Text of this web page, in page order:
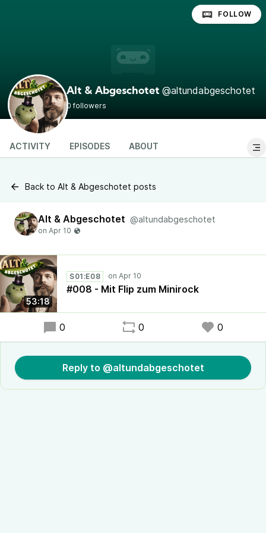
Alt & Abgeschotet @altundabgeschotet
0 followers
FOLLOW
ACTIVITY EPISODES ABOUT
Back to Alt & Abgeschotet posts
Alt & Abgeschotet @altundabgeschotet
53:18
S01:E08
#008 - Mit Flip zum Minirock
0 0 0
Reply to @altundabgeschotet